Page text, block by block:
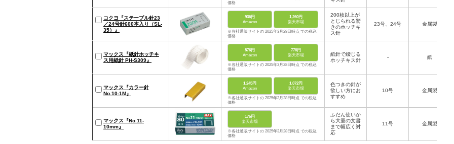
価格
コクヨ『ステープル針23
／24号針600本入り（SL-
35）』
936円
Amazon
1,260円
楽天市場
※各社通販サイトの 2025年3月28日時点 での税込
価格
200枚以上が
とじられる驚
きのホッチキ
ス針
23号、24号 金属製
マックス『紙針ホッチキ
ス用紙針 PH-S309』
876円
Amazon
778円
楽天市場
※各社通販サイトの 2025年3月28日時点 での税込
価格
紙針で綴じる
ホッチキス針
- 紙
マックス『カラー針
No.10-1M』
1,245円
Amazon
1,072円
楽天市場
※各社通販サイトの 2025年3月28日時点 での税込
価格
色つきの針が
欲しい方にお
すすめ
10号 金属製
マックス『No.11-
10mm』
176円
楽天市場
※各社通販サイトの 2025年3月28日時点 での税込
価格
ふだん使いか
ら大量の文書
まで幅広く対
応
11号 金属製